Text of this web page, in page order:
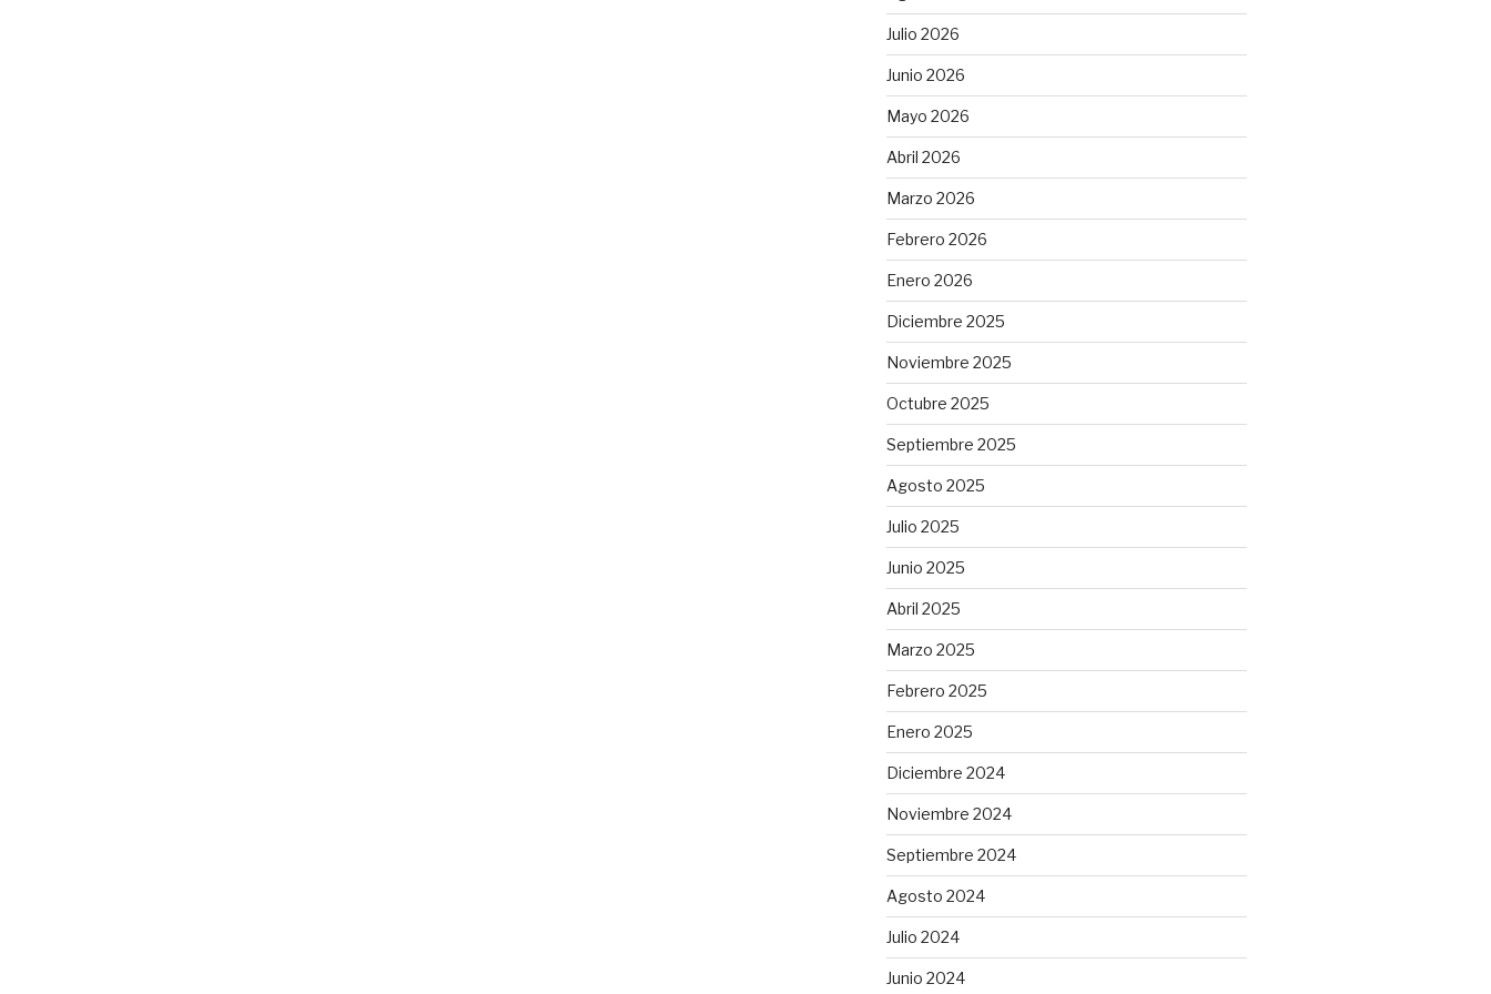
Julio 2026
Junio 2026
Mayo 2026
Abril 2026
Marzo 2026
Febrero 2026
Enero 2026
Diciembre 2025
Noviembre 2025
Octubre 2025
Septiembre 2025
Agosto 2025
Julio 2025
Junio 2025
Abril 2025
Marzo 2025
Febrero 2025
Enero 2025
Diciembre 2024
Noviembre 2024
Septiembre 2024
Agosto 2024
Julio 2024
Junio 2024